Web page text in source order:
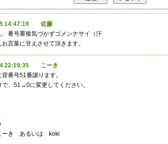
14:47:19 佐藤
、番号重複気づかずゴメンナサイ（汗
言葉に甘えさせて頂きます。
22:19:35 こーき
番号51番譲ります。
で、51→0に変更してください。
ーき あるいは koki